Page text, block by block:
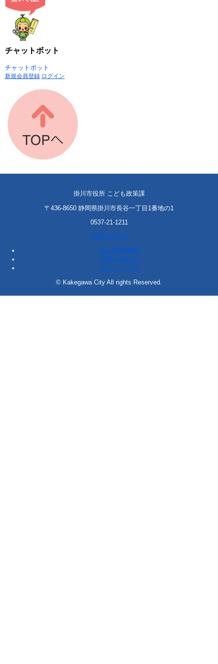
チャットボット
チャットボット
新規会員登録 ログイン
掛川市役所 こども政策課
〒436-8650 静岡県掛川市長谷一丁目1番地の1
0537-21-1211
お問い合わせ
個人情報保護
お問い合わせ
サイトマップ
© Kakegawa City All rights Reserved.